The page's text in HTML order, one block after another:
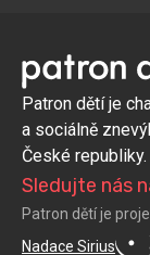
Patron dětí je
a sociálně
České republiky.
Sledujte nás
Patron dětí je
Nadace Sirius